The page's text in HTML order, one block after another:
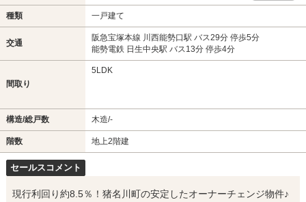
種類 一戸建て
交通
阪急宝塚本線 川西能勢口駅 バス29分 停歩5分
能勢電鉄 日生中央駅 バス13分 停歩4分
間取り
5LDK
構造/総戸数 木造/-
階数 地上2階建
セールスコメント
現行利回り約8.5％！猪名川町の安定したオーナーチェンジ物件♪